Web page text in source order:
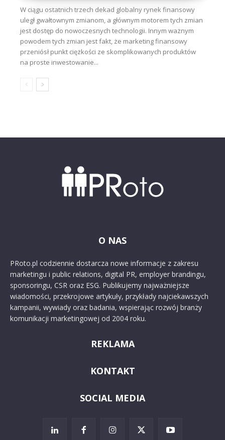
W ciągu ostatnich trzech dekad globalny rynek finansowy
uległ gwałtownym zmianom, a głównym motorem tych zmian
jest dostęp do nowoczesnych technologii. Innym ważnym
powodem tych zmian jest fakt, że marketing finansowy
przeniósł punkt ciężkości ze skomplikowanych produktów
na proste inwestowanie...
O NAS
PRoto.pl codziennie dostarcza nowe informacje z zakresu
marketingu i public relations, digital PR, employer brandingu,
sponsoringu, CSR oraz ESG. Publikujemy najważniejsze
wiadomości, przekrojowe artykuły, przykłady najciekawszych
kampanii, wywiady oraz badania, wspierając rozwój branży
komunikacji marketingowej od 2004 roku.
REKLAMA
KONTAKT
SOCIAL MEDIA